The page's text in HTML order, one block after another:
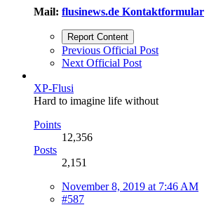
Mail: flusinews.de Kontaktformular
Report Content
Previous Official Post
Next Official Post
XP-Flusi
Hard to imagine life without
Points
12,356
Posts
2,151
November 8, 2019 at 7:46 AM
#587